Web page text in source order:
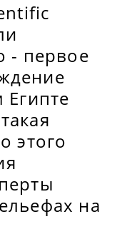
- первое
этого
на